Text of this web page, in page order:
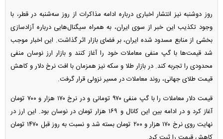
روز دوشنبه نیز انتشار اخباری درباره ادامه مذاکرات از روز سه‌شنبه در قطر، با
وجود تکذیب این خبر از سوی ایران، به همراه سیگنال‌هایی درباره آزادسازی
بخشی از منابع مسدود شده ایران، بر فضای بازار اثر گذاشت. این اخبار موجب
شد قیمت‌ها با گپ منفی معاملات خود را آغاز کنند و بازار ارز نوسان منفی
محدودی را تجربه کند. در بازار طلا و سکه نیز همزمان با افت نرخ دلار و کاهش
قیمت طلای جهانی، روند معاملات در مسیر نزولی قرار گرفت.
قیمت دلار معاملات را با گپ منفی ۹۷۰ تومانی و در نرخ ۱۷۰ هزار و ۷۰۰ تومان
آغاز کرد و در ادامه بین این کانال و ۱۶۹ هزار تومان در نوسان بود. این ارز در
نهایت روی نرخ ۱۷۰ هزار و ۲۰۰ تومان بسته شد و نسبت به روز قبل ۱۴۷۰ تومان